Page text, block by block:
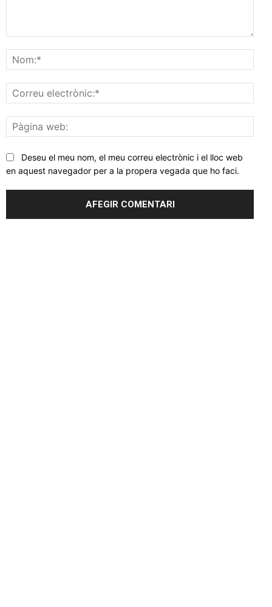
web:
Deseu el meu nom, el meu correu electrònic i el lloc web
en aquest navegador per a la propera vegada que ho faci.